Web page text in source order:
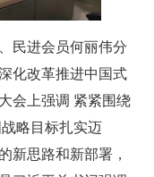
民进会员何丽伟分
化改革推进中国式
会上强调 紧紧围绕
略目标扎实迈
新思路和新部署，